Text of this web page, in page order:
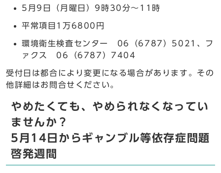
5月9日（月曜日）9時30分～11時
平常項目1万6800円
環境衛生検査センター 06（6787）5021、フ
ァクス 06（6787）7404
受付日は都合により変更になる場合があります。その
他詳細はお問合せください。
やめたくても、やめられなくなってい
ませんか？
5月14日からギャンブル等依存症問題
啓発週間